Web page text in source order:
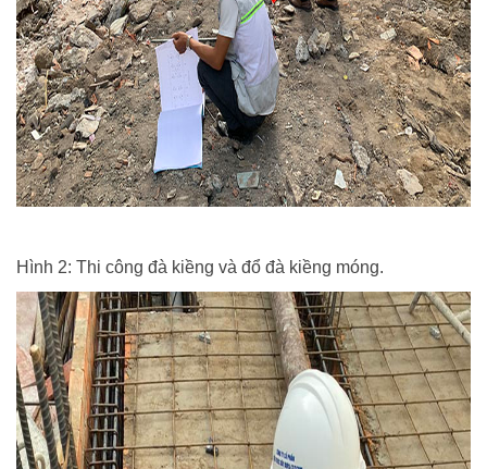
Hình 2: Thi công đà kiềng và đổ đà kiềng móng.